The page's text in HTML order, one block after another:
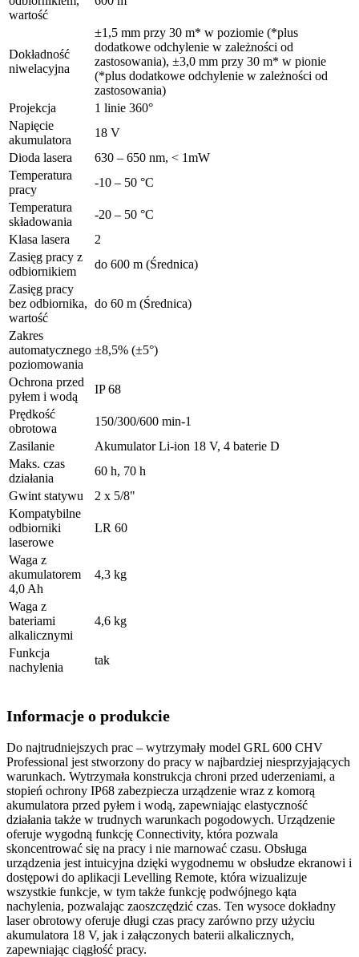
wartość
Dokładność
niwelacyjna
±1,5 mm przy 30 m* w poziomie (*plus
dodatkowe odchylenie w zależności od
zastosowania), ±3,0 mm przy 30 m* w pionie
(*plus dodatkowe odchylenie w zależności od
zastosowania)
Projekcja
1 linie 360°
Napięcie
akumulatora
18 V
Dioda lasera
630 – 650 nm, < 1mW
Temperatura
pracy
-10 – 50 °C
Temperatura
składowania
-20 – 50 °C
Klasa lasera
2
Zasięg pracy z
odbiornikiem
do 600 m (Średnica)
Zasięg pracy
bez odbiornika,
wartość
do 60 m (Średnica)
Zakres
automatycznego
poziomowania
±8,5% (±5°)
Ochrona przed
pyłem i wodą
IP 68
Prędkość
obrotowa
150/300/600 min-1
Zasilanie
Akumulator Li-ion 18 V, 4 baterie D
Maks. czas
działania
60 h, 70 h
Gwint statywu
2 x 5/8"
Kompatybilne
odbiorniki
laserowe
LR 60
Waga z
akumulatorem
4,0 Ah
4,3 kg
Waga z
bateriami
alkalicznymi
4,6 kg
Funkcja
nachylenia
tak
Informacje o produkcie
Do najtrudniejszych prac – wytrzymały model GRL 600 CHV
Professional jest stworzony do pracy w najbardziej niesprzyjających
warunkach. Wytrzymała konstrukcja chroni przed uderzeniami, a
stopień ochrony IP68 zabezpiecza urządzenie wraz z komorą
akumulatora przed pyłem i wodą, zapewniając elastyczność
działania także w trudnych warunkach pogodowych. Urządzenie
oferuje wygodną funkcję Connectivity, która pozwala
skoncentrować się na pracy i nie marnować czasu. Obsługa
urządzenia jest intuicyjna dzięki wygodnemu w obsłudze ekranowi i
dostępowi do aplikacji Levelling Remote, która wizualizuje
wszystkie funkcje, w tym także funkcję podwójnego kąta
nachylenia, pozwalając zaoszczędzić czas. Ten wysoce dokładny
laser obrotowy oferuje długi czas pracy zarówno przy użyciu
akumulatora 18 V, jak i załączonych baterii alkalicznych,
zapewniając ciągłość pracy.